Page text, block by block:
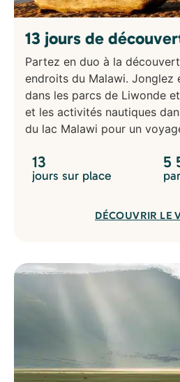
13 jours de
Partez en duo à la
endroits du Malawi. Jonglez
dans les parcs de Liwonde
et les activités nautiques
du lac Malawi pour un
13
jours sur place
5
DÉCOUVRIR LE